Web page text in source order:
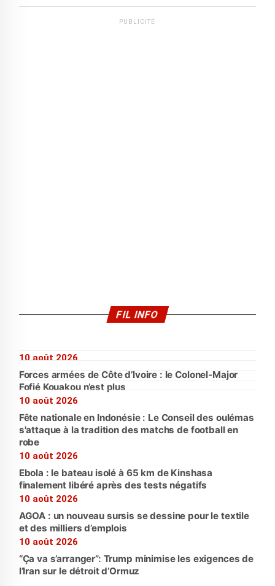
PUBLICITÉ
FIL INFO
10 août 2026
Forces armées de Côte d’Ivoire : le Colonel-Major
Fofié Kouakou n’est plus
10 août 2026
Fête nationale en Indonésie : Le Conseil des oulémas
s'attaque à la tradition des matchs de football en
robe
10 août 2026
Ebola : le bateau isolé à 65 km de Kinshasa
finalement libéré après des tests négatifs
10 août 2026
AGOA : un nouveau sursis se dessine pour le textile
et des milliers d’emplois
10 août 2026
“Ça va s’arranger”: Trump minimise les exigences de
l’Iran sur le détroit d’Ormuz